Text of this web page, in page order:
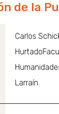
de la
Carlos
Larraín.